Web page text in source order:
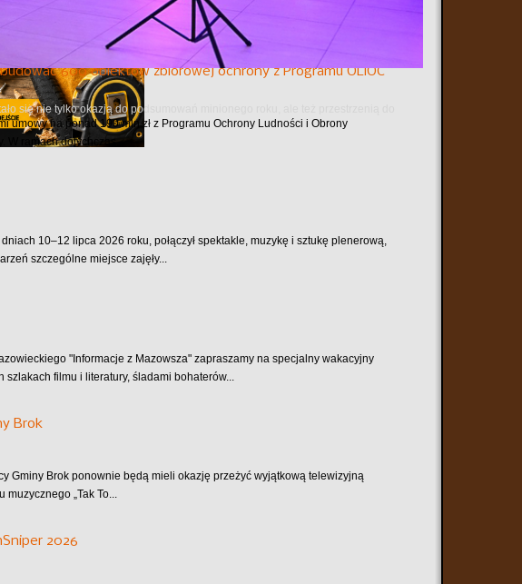
się nie tylko okazją do podsumowań minionego roku, ale też przestrzenią do
"Informacje z Mazowsza" mówimy m.in. o stypendiach dla
ochrony zabytków, planowanej budowie strażnicy OSP...
600 obiektów zbiorowej ochrony z Programu OLiOC
umowy na ponad 190 mln zł z Programu Ochrony Ludności i Obrony
ramach dotychczas...
10–12 lipca 2026 roku, połączył spektakle, muzykę i sztukę plenerową,
szczególne miejsce zajęły...
"Informacje z Mazowsza" zapraszamy na specjalny wakacyjny
filmu i literatury, śladami bohaterów...
Brok
Gminy Brok ponownie będą mieli okazję przeżyć wyjątkową telewizyjną
„Tak To...
2026